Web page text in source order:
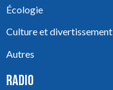
Écologie
Culture et divertissement
Autres
RADIO